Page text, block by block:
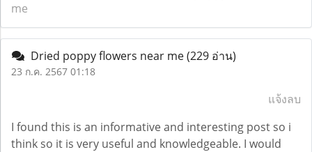
me
Dried poppy flowers near me(229 อ่าน)
23 ก.ค. 2567 01:18
แจ้งลบ
I found this is an informative and interesting post so i
think so it is very useful and knowledgeable. I would